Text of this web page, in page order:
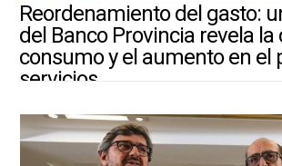
Reordenamiento del gasto:
del Banco Provincia revela la
consumo y el aumento en el
servicios